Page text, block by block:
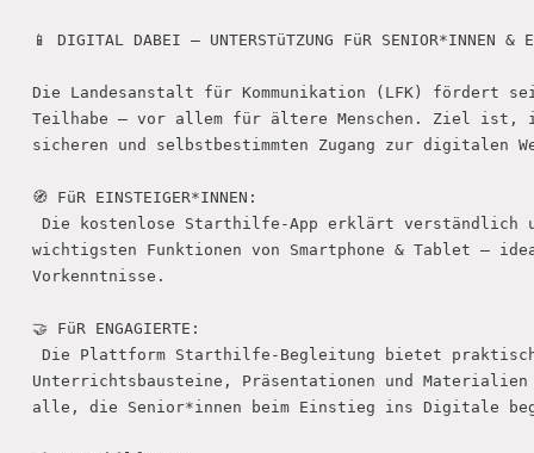
📱 DIGITAL DABEI – UNTERSTüTZUNG FüR SENIOR*INNEN &
Die Landesanstalt für Kommunikation (LFK) fördert
Teilhabe – vor allem für ältere Menschen. Ziel ist,
sicheren und selbstbestimmten Zugang zur digitalen
🧭 FüR EINSTEIGER*INNEN:
Die kostenlose Starthilfe-App erklärt verständlich
wichtigsten Funktionen von Smartphone & Tablet –
Vorkenntnisse.
🤝 FüR ENGAGIERTE:
Die Plattform Starthilfe-Begleitung bietet
Unterrichtsbausteine, Präsentationen und
alle, die Senior*innen beim Einstieg ins Digitale